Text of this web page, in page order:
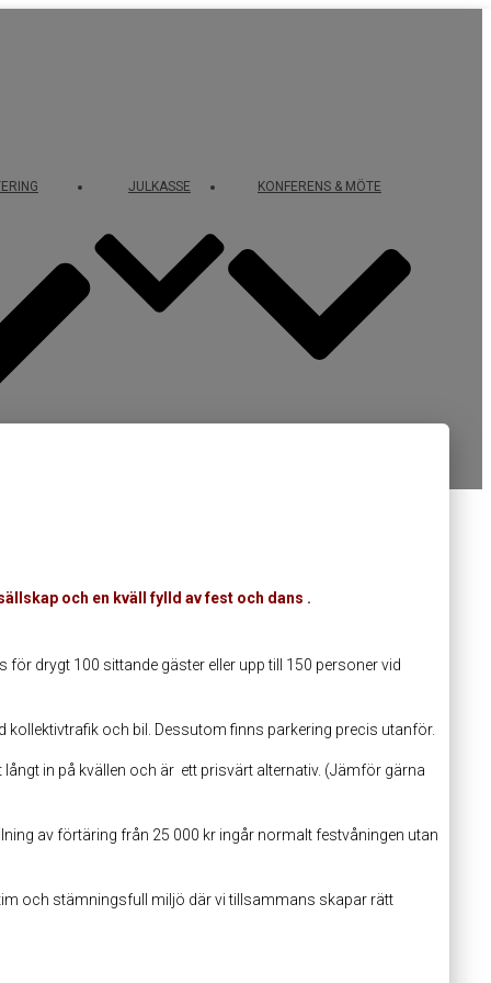
JULKASSE KONFERENS & MÖTE
och en kväll fylld av fest och dans .
drygt 100 sittande gäster eller upp till 150 personer vid
kollektivtrafik och bil. Dessutom finns parkering precis utanför.
in på kvällen och är ett prisvärt alternativ. (Jämför gärna
av förtäring från 25 000 kr ingår normalt festvåningen utan
och stämningsfull miljö där vi tillsammans skapar rätt